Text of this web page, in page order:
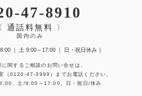
47-8910
通話料無料 〉
国内のみ
｜ 土 9:00～17:00 ｜ 日・祝日休み ］
に関するご相談のお問い合せは、
（0120-47-3999）
までお電話ください。
、土/9:00～17:00、日・祝日/休み